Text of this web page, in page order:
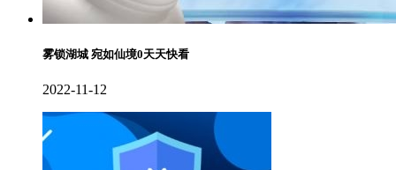
雾锁湖城 宛如仙境0天天快看
2022-11-12